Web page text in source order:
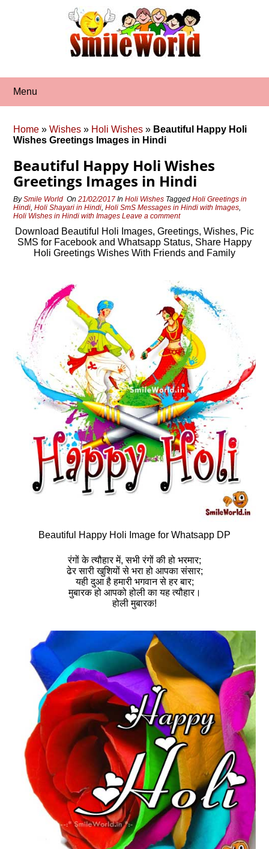
Menu
Home »Wishes » Holi Wishes » Beautiful Happy Holi
Wishes Greetings Images in Hindi
Beautiful Happy Holi Wishes
Greetings Images in Hindi
BySmile World On21/02/2017 InHoli Wishes TaggedHoli Greetings in
Hindi,Holi Shayari in Hindi,Holi SmS Messages in Hindi with Images,
Holi Wishes in Hindi with Images Leave a comment
Download Beautiful Holi Images, Greetings, Wishes, Pic
SMS for Facebook and Whatsapp Status, Share Happy
Holi Greetings Wishes With Friends and Family
Beautiful Happy Holi Image for Whatsapp DP
रंगों के त्यौहार में, सभी रंगों की हो भरमार;
ढेर सारी खुशियों से भरा हो आपका संसार;
यही दुआ है हमारी भगवान से हर बार;
मुबारक हो आपको होली का यह त्यौहार।
होली मुबारक!